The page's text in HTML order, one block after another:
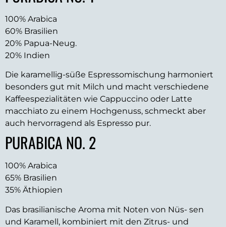
100% Arabica
60% Brasilien
20% Papua-Neug.
20% Indien
Die karamellig-süße Espresso­mischung harmoniert
besonders gut mit Milch und macht verschiedene
Kaffee­spezialitäten wie Cappuccino oder Latte
macchiato zu einem Hochgenuss, schmeckt aber
auch hervorragend als Espresso pur.
PURABICA NO. 2
100% Arabica
65% Brasilien
35% Äthiopien
Das brasilianische Aroma mit Noten von Nüs- sen
und Karamell, kombiniert mit den Zitrus- und